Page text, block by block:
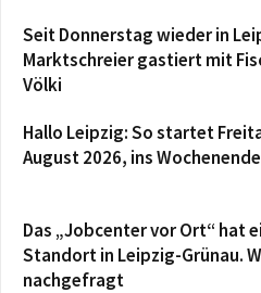
Seit Donnerstag wieder in
Marktschreier gastiert mit
Völki
Hallo Leipzig: So startet
August 2026, ins Wochenende
Das „Jobcenter vor Ort“ hat
Standort in Leipzig-Grünau.
nachgefragt